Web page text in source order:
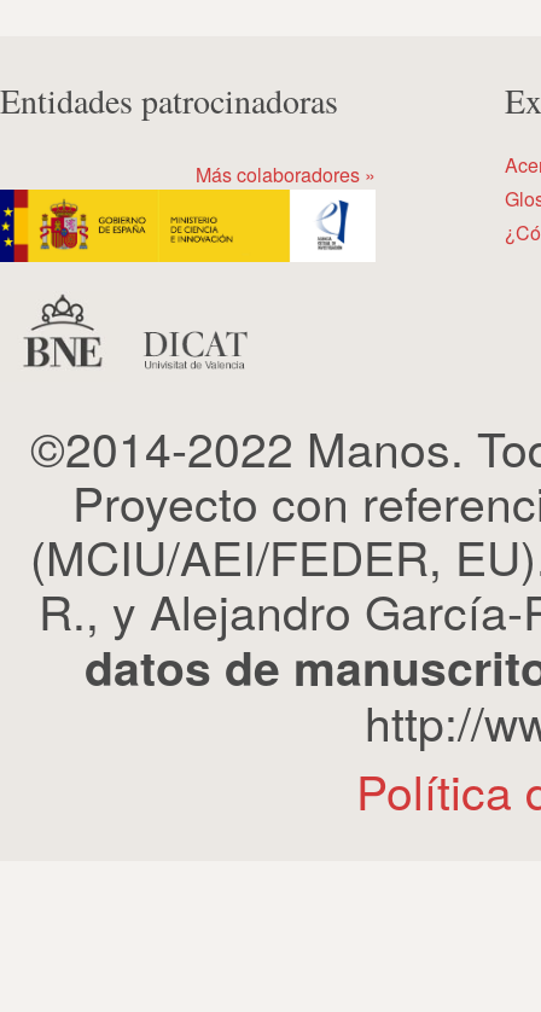
Entidades patrocinadoras
Más colaboradores »
©2014-2022 Manos.
Proyecto con
(MCIU/AEI/FEDER,
R., y Alejandro
datos de
http://
Política